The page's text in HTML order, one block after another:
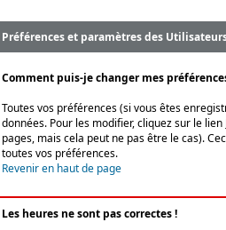
Préférences et paramètres des
Comment puis-je changer mes
Toutes vos préférences (si vous êtes
données. Pour les modifier, cliquez sur le lien
pages, mais cela peut ne pas être le cas).
toutes vos préférences.
Revenir en haut de page
Les heures ne sont pas correctes !